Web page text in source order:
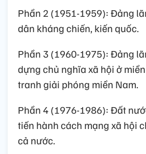
Phần 2 (1951-1959): Đảng
dân kháng chiến, kiến quốc.
Phần 3 (1960-1975): Đảng
dựng chủ nghĩa xã hội ở
tranh giải phóng miền Nam.
Phần 4 (1976-1986): Đất
tiến hành cách mạng xã hội
cả nước.